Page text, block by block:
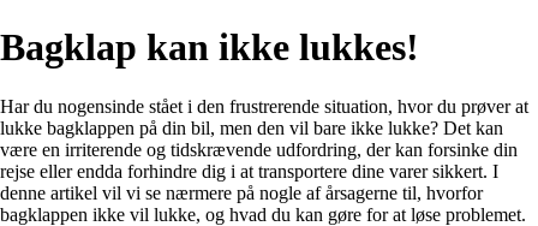
Bagklap kan ikke lukkes!
Har du nogensinde stået i den frustrerende situation, hvor du prøver at
lukke bagklappen på din bil, men den vil bare ikke lukke? Det kan
være en irriterende og tidskrævende udfordring, der kan forsinke din
rejse eller endda forhindre dig i at transportere dine varer sikkert. I
denne artikel vil vi se nærmere på nogle af årsagerne til, hvorfor
bagklappen ikke vil lukke, og hvad du kan gøre for at løse problemet.